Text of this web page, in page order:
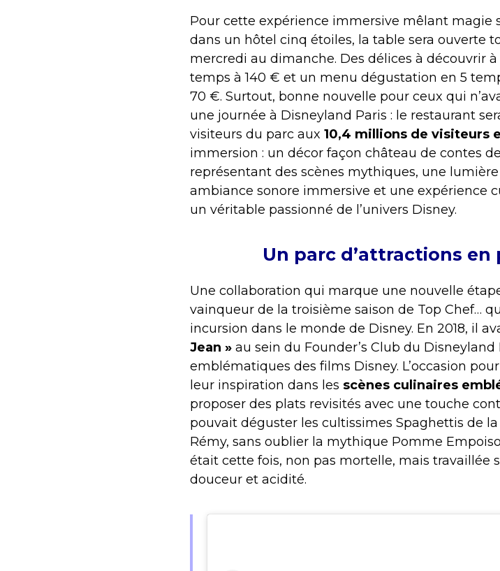
Pour cette expérience immersive mêlant magie
dans un hôtel cinq étoiles, la table sera ouverte
mercredi au dimanche. Des délices à découvrir
temps à 140 € et un menu dégustation en 5
70 €. Surtout, bonne nouvelle pour ceux qui
une journée à Disneyland Paris : le restaurant
visiteurs du parc aux 10,4 millions de visiteurs
immersion : un décor façon château de contes
représentant des scènes mythiques, une
ambiance sonore immersive et une expérience
un véritable passionné de l’univers Disney.
Un parc d’attractions
Une collaboration qui marque une nouvelle
vainqueur de la troisième saison de Top Chef…
incursion dans le monde de Disney. En 2018, il
Jean » au sein du Founder’s Club du
emblématiques des films Disney. L’occasion
leur inspiration dans les scènes culinaires
proposer des plats revisités avec une touche
pouvait déguster les cultissimes Spaghettis de
Rémy, sans oublier la mythique Pomme
était cette fois, non pas mortelle, mais travaillée
douceur et acidité.